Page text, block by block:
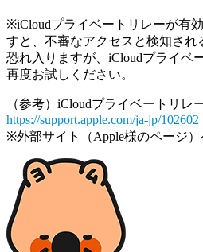
※iCloudプライベートリレーが有
すと、不審なアクセスと検知され
恐れ入りますが、iCloudプライベ
再度お試しください。
（参考）iCloudプライベートリレ
https://support.apple.com/ja-jp/102602
※外部サイト（Apple様のページ